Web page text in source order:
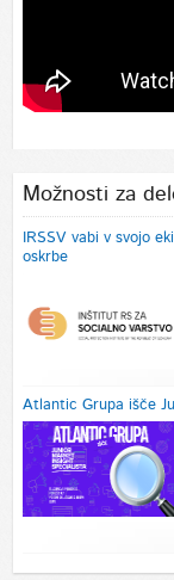
Možnosti za
IRSSV vabi v svojo
oskrbe
Atlantic Grupa išče